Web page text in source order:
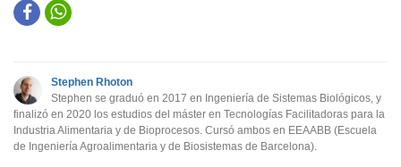
Este contenido contiene información incorrecta
Otro
Stephen Rhoton
Stephen se graduó en 2017 en Ingeniería de Sistemas Biológicos, y
finalizó en 2020 los estudios del máster en Tecnologías Facilitadoras para la
Industria Alimentaria y de Bioprocesos. Cursó ambos en EEAABB (Escuela
de Ingeniería Agroalimentaria y de Biosistemas de Barcelona).